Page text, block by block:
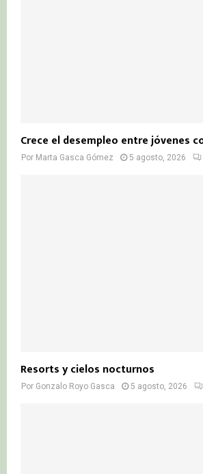
Crece el desempleo entre jóvenes
Por Marta Gasca Gómez 5 agosto, 2026
Resorts y cielos nocturnos
Por Gonzalo Royo Gasca 5 agosto, 2026